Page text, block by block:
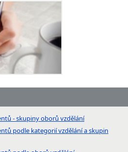
- skupiny oborů vzdělání
podle kategorií vzdělání a skupin